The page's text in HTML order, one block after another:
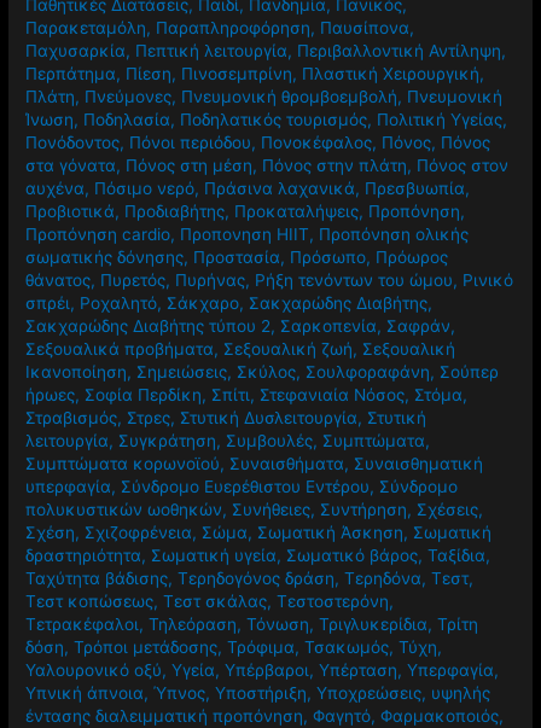
Παθητικές Διατάσεις, Παιδί, Πανδημία, Πανικός,
Παρακεταμόλη, Παραπληροφόρηση, Παυσίπονα,
Παχυσαρκία, Πεπτική λειτουργία, Περιβαλλοντική Αντίληψη,
Περπάτημα, Πίεση, Πινοσεμπρίνη, Πλαστική Χειρουργική,
Πλάτη, Πνεύμονες, Πνευμονική θρομβοεμβολή, Πνευμονική
Ίνωση, Ποδηλασία, Ποδηλατικός τουρισμός, Πολιτική Υγείας,
Πονόδοντος, Πόνοι περιόδου, Πονοκέφαλος, Πόνος, Πόνος
στα γόνατα, Πόνος στη μέση, Πόνος στην πλάτη, Πόνος στον
αυχένα, Πόσιμο νερό, Πράσινα λαχανικά, Πρεσβυωπία,
Προβιοτικά, Προδιαβήτης, Προκαταλήψεις, Προπόνηση,
Προπόνηση cardio, Προπονηση HIIT, Προπόνηση ολικής
σωματικής δόνησης, Προστασία, Πρόσωπο, Πρόωρος
θάνατος, Πυρετός, Πυρήνας, Ρήξη τενόντων του ώμου, Ρινικό
σπρέι, Ροχαλητό, Σάκχαρο, Σακχαρώδης Διαβήτης,
Σακχαρώδης Διαβήτης τύπου 2, Σαρκοπενία, Σαφράν,
Σεξουαλικά προβήματα, Σεξουαλική ζωή, Σεξουαλική
Ικανοποίηση, Σημειώσεις, Σκύλος, Σουλφοραφάνη, Σούπερ
ήρωες, Σοφία Περδίκη, Σπίτι, Στεφανιαία Νόσος, Στόμα,
Στραβισμός, Στρες, Στυτική Δυσλειτουργία, Στυτική
λειτουργία, Συγκράτηση, Συμβουλές, Συμπτώματα,
Συμπτώματα κορωνοϊού, Συναισθήματα, Συναισθηματική
υπερφαγία, Σύνδρομο Ευερέθιστου Εντέρου, Σύνδρομο
πολυκυστικών ωοθηκών, Συνήθειες, Συντήρηση, Σχέσεις,
Σχέση, Σχιζοφρένεια, Σώμα, Σωματική Άσκηση, Σωματική
δραστηριότητα, Σωματική υγεία, Σωματικό βάρος,Ταξίδια,
Ταχύτητα βάδισης,Τερηδογόνος δράση,Τερηδόνα,Τεστ,
Τεστ κοπώσεως,Τεστ σκάλας,Τεστοστερόνη,
Τετρακέφαλοι,Τηλεόραση,Τόνωση,Τριγλυκερίδια,Τρίτη
δόση,Τρόποι μετάδοσης,Τρόφιμα,Τσακωμός,Τύχη,
Υαλουρονικό οξύ,Υγεία,Υπέρβαροι,Υπέρταση,Υπερφαγία,
Υπνική άπνοια,Ύπνος,Υποστήριξη,Υποχρεώσεις, υψηλής
έντασης διαλειμματική προπόνηση,Φαγητό,Φαρμακοποιός,